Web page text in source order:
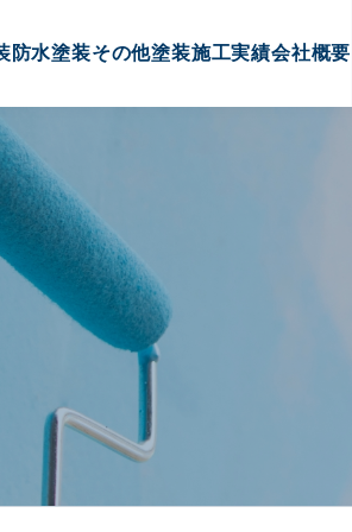
防水塗装その他塗装施工実績会社概要